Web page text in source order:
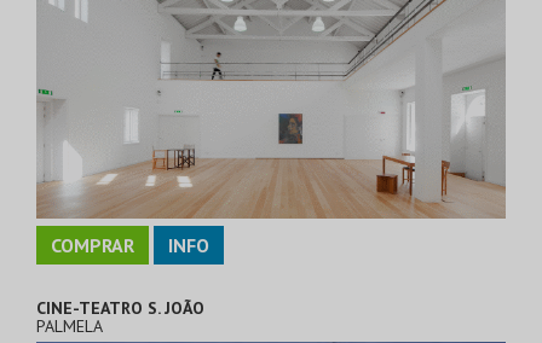
COMPRAR INFO
CINE-TEATRO S. JOÃO
PALMELA